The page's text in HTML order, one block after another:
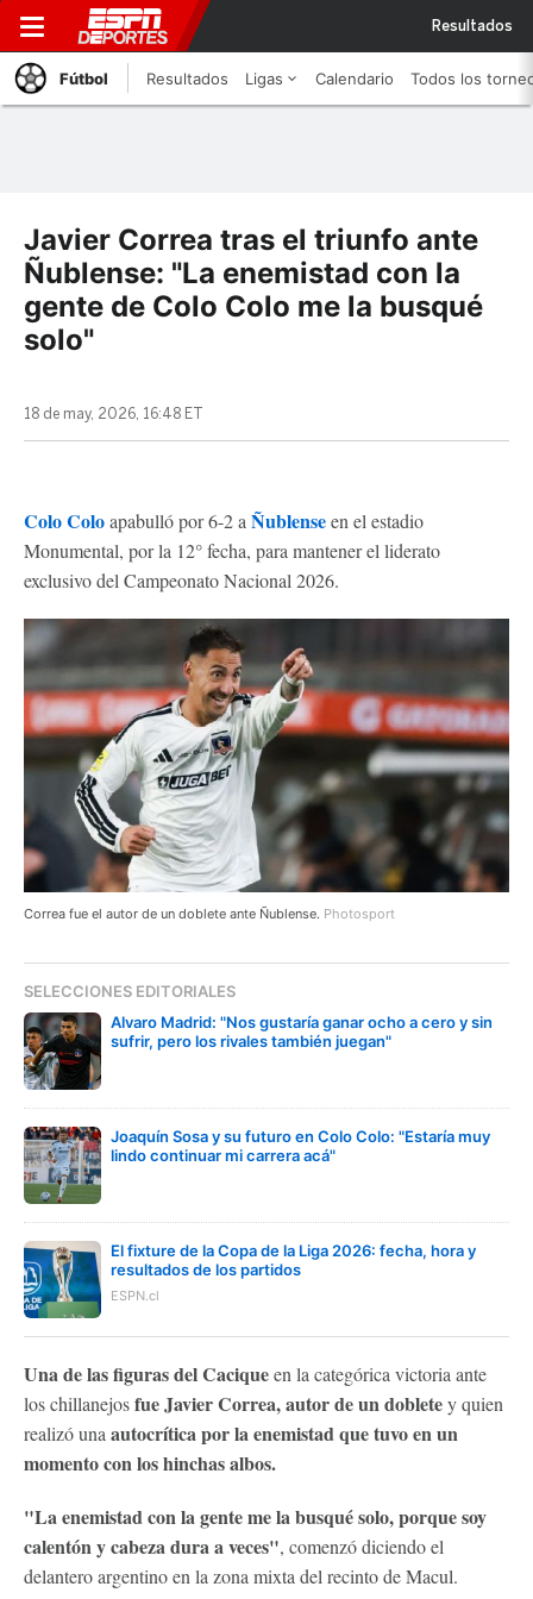
Resultados
Fútbol Resultados Ligas Calendario Todos los
Javier Correa tras el triunfo ante
Ñublense: "La enemistad con la
gente de Colo Colo me la busqué
solo"
18 de may, 2026, 16:48 ET
Colo Coloapabulló por 6-2 a Ñublenseen el estadio
Monumental, por la 12° fecha, para mantener el liderato
exclusivo del Campeonato Nacional 2026.
Correa fue el autor de un doblete ante Ñublense. Photosport
SELECCIONES EDITORIALES
Alvaro Madrid: "Nos gustaría ganar ocho a cero y sin
sufrir, pero los rivales también juegan"
Joaquín Sosa y su futuro en Colo Colo: "Estaría muy
lindo continuar mi carrera acá"
El fixture de la Copa de la Liga 2026: fecha, hora y
resultados de los partidos
ESPN.cl
Una de las figuras del Caciqueen la categórica victoria ante
los chillanejosfue Javier Correa, autor de un dobletey quien
realizó una autocrítica por la enemistad que tuvo en un
momento con los hinchas albos.
"La enemistad con la gente me la busqué solo, porque soy
calentón y cabeza dura a veces", comenzó diciendo el
delantero argentino en la zona mixta del recinto de Macul.